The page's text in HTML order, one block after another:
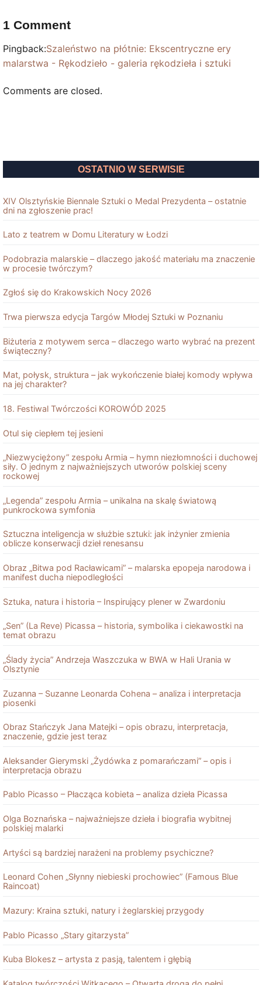
1 Comment
Pingback:Szaleństwo na płótnie: Ekscentryczne ery
malarstwa - Rękodzieło - galeria rękodzieła i sztuki
Comments are closed.
OSTATNIO W SERWISIE
XIV Olsztyńskie Biennale Sztuki o Medal Prezydenta – ostatnie
dni na zgłoszenie prac!
Lato z teatrem w Domu Literatury w Łodzi
Podobrazia malarskie – dlaczego jakość materiału ma znaczenie
w procesie twórczym?
Zgłoś się do Krakowskich Nocy 2026
Trwa pierwsza edycja Targów Młodej Sztuki w Poznaniu
Biżuteria z motywem serca – dlaczego warto wybrać na prezent
świąteczny?
Mat, połysk, struktura – jak wykończenie białej komody wpływa
na jej charakter?
18. Festiwal Twórczości KOROWÓD 2025
Otul się ciepłem tej jesieni
„Niezwyciężony” zespołu Armia – hymn niezłomności i duchowej
siły. O jednym z najważniejszych utworów polskiej sceny
rockowej
„Legenda” zespołu Armia – unikalna na skalę światową
punkrockowa symfonia
Sztuczna inteligencja w służbie sztuki: jak inżynier zmienia
oblicze konserwacji dzieł renesansu
Obraz „Bitwa pod Racławicami” – malarska epopeja narodowa i
manifest ducha niepodległości
Sztuka, natura i historia – Inspirujący plener w Zwardoniu
„Sen” (La Reve) Picassa – historia, symbolika i ciekawostki na
temat obrazu
„Ślady życia” Andrzeja Waszczuka w BWA w Hali Urania w
Olsztynie
Zuzanna – Suzanne Leonarda Cohena – analiza i interpretacja
piosenki
Obraz Stańczyk Jana Matejki – opis obrazu, interpretacja,
znaczenie, gdzie jest teraz
Aleksander Gierymski „Żydówka z pomarańczami” – opis i
interpretacja obrazu
Pablo Picasso – Płacząca kobieta – analiza dzieła Picassa
Olga Boznańska – najważniejsze dzieła i biografia wybitnej
polskiej malarki
Artyści są bardziej narażeni na problemy psychiczne?
Leonard Cohen „Słynny niebieski prochowiec” (Famous Blue
Raincoat)
Mazury: Kraina sztuki, natury i żeglarskiej przygody
Pablo Picasso „Stary gitarzysta”
Kuba Blokesz – artysta z pasją, talentem i głębią